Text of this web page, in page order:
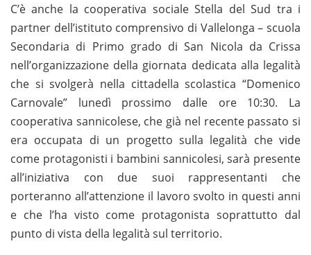
C’è anche la cooperativa sociale Stella del Sud tra i
partner dell’istituto comprensivo di Vallelonga – scuola
Secondaria di Primo grado di San Nicola da Crissa
nell’organizzazione della giornata dedicata alla legalità
che si svolgerà nella cittadella scolastica “Domenico
Carnovale” lunedì prossimo dalle ore 10:30. La
cooperativa sannicolese, che già nel recente passato si
era occupata di un progetto sulla legalità che vide
come protagonisti i bambini sannicolesi, sarà presente
all’iniziativa con due suoi rappresentanti che
porteranno all’attenzione il lavoro svolto in questi anni
e che l’ha visto come protagonista soprattutto dal
punto di vista della legalità sul territorio.